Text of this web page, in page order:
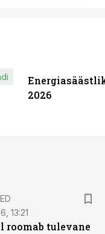
2026
13:21
roomab tulevane